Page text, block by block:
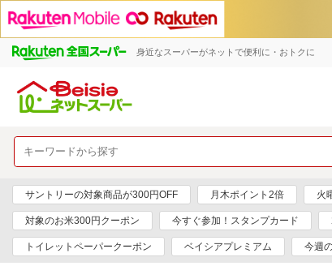
身近なスーパーがネットで便利に・おトクに
サントリーの対象商品が300円OFF 月木ポイント2倍 火
対象のお米300円クーポン 今すぐ参加！スタンプカード
トイレットペーパークーポン ベイシアプレミアム 今週